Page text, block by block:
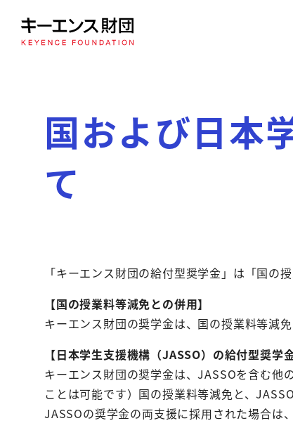
国および日本
て
「キーエンス財団の給付型奨学金」は「国の
【国の授業料等減免との併用】
キーエンス財団の奨学金は、国の授業料等減免
【日本学生支援機構（JASSO）の給付型奨学
キーエンス財団の奨学金は、JASSOを含む他
ことは可能です）国の授業料等減免と、
JASSOの奨学金の両支援に採用された場合は